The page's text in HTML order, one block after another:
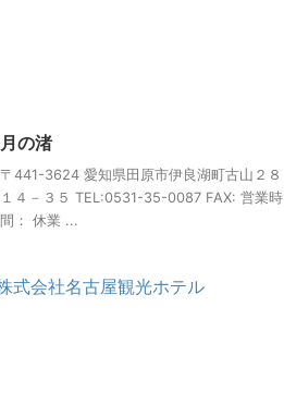
月の渚
〒441-3624 愛知県田原市伊良湖町古山２８
１４－３５ TEL:0531-35-0087 FAX: 営業時
間： 休業 ...